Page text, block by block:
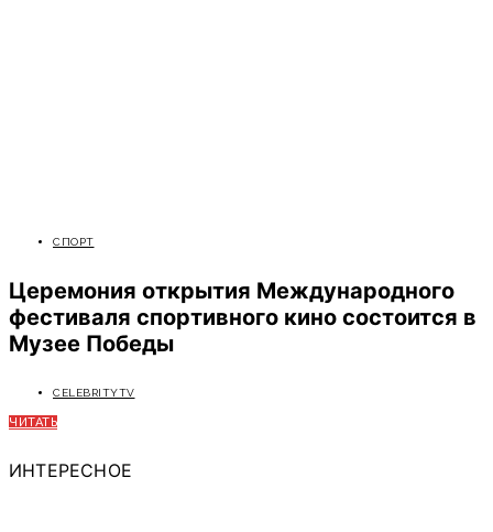
СПОРТ
Церемония открытия Международного
фестиваля спортивного кино состоится в
Музее Победы
CELEBRITYTV
ЧИТАТЬ
ИНТЕРЕСНОЕ